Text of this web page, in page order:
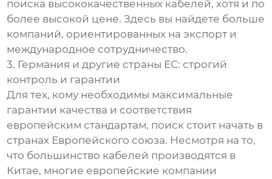
поиска высококачественных кабелей, хотя и по
более высокой цене. Здесь вы найдете больше
компаний, ориентированных на экспорт и
международное сотрудничество.
3. Германия и другие страны ЕС: строгий
контроль и гарантии
Для тех, кому необходимы максимальные
гарантии качества и соответствия
европейским стандартам, поиск стоит начать в
странах Европейского союза. Несмотря на то,
что большинство кабелей производятся в
Китае, многие европейские компании